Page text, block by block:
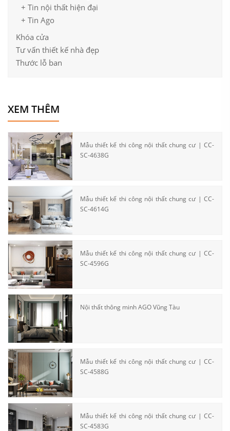
+ Tin nội thất hiện đại
+ Tin Ago
Khóa cửa
Tư vấn thiết kế nhà đẹp
Thước lỗ ban
XEM THÊM
Mẫu thiết kế thi công nội thất chung cư | CC-
SC-4638G
Mẫu thiết kế thi công nội thất chung cư | CC-
SC-4614G
Mẫu thiết kế thi công nội thất chung cư | CC-
SC-4596G
Nội thất thông minh AGO Vũng Tàu
Mẫu thiết kế thi công nội thất chung cư | CC-
SC-4588G
Mẫu thiết kế thi công nội thất chung cư | CC-
SC-4583G